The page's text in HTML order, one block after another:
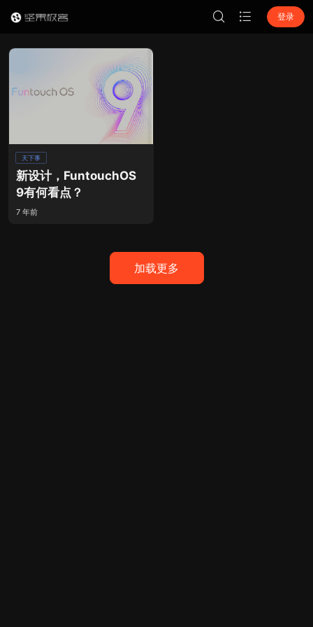
登录
天下事
新设计，FuntouchOS
9有何看点？
7 年前
加载更多